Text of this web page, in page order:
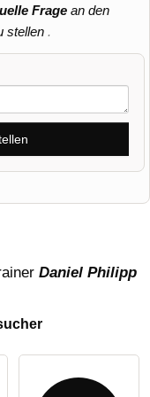
Frage an den
stellen .
Daniel Philipp